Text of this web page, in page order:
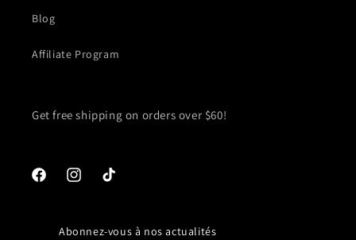
Blog
Affiliate Program
Get free shipping on orders over $60!
FacebookInstagramTikTok
Abonnez-vous à nos actualités